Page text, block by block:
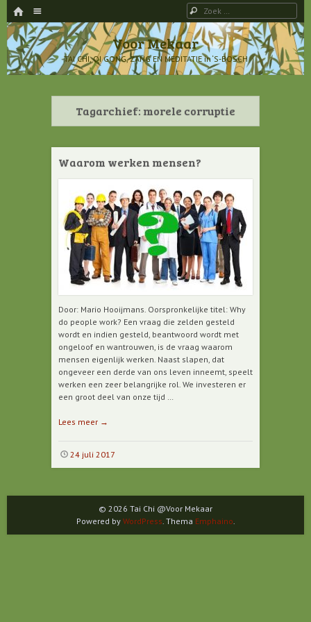
HOME
SPRING NAAR INHOUD
Zoeken
Voor Mekaar
TAI CHI, QI GONG, ZANG EN MEDITATIE in ‘S-BOSCH
Tagarchief: morele corruptie
Waarom werken mensen?
Door: Mario Hooijmans. Oorspronkelijke titel: Why
do people work? Een vraag die zelden gesteld
wordt en indien gesteld, beantwoord wordt met
ongeloof en wantrouwen, is de vraag waarom
mensen eigenlijk werken. Naast slapen, dat
ongeveer een derde van ons leven inneemt, speelt
werken een zeer belangrijke rol. We investeren er
een groot deel van onze tijd …
Lees meer →
24 juli 2017
© 2026 Tai Chi @Voor Mekaar
Powered by WordPress. Thema Emphaino.